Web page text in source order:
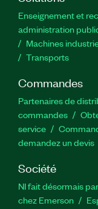
Enseignement et
administration
Machines
Transports
Commandes
Partenaires de
commandes
service
demandez un devis
Société
NI fait désormais
chez Emerson